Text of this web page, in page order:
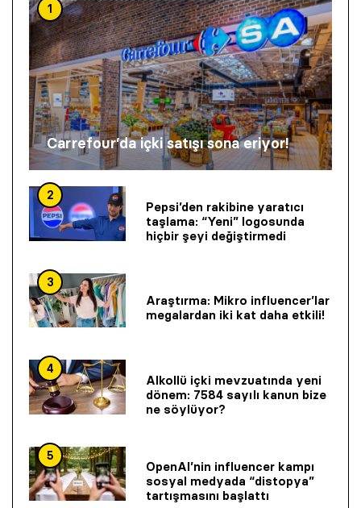
1
Carrefour’da içki satışı sona eriyor!
2
Pepsi’den rakibine yaratıcı
taşlama: “Yeni” logosunda
hiçbir şeyi değiştirmedi
3
Araştırma: Mikro influencer’lar
megalardan iki kat daha etkili!
4
Alkollü içki mevzuatında yeni
dönem: 7584 sayılı kanun bize
ne söylüyor?
5
OpenAI’nin influencer kampı
sosyal medyada “distopya”
tartışmasını başlattı